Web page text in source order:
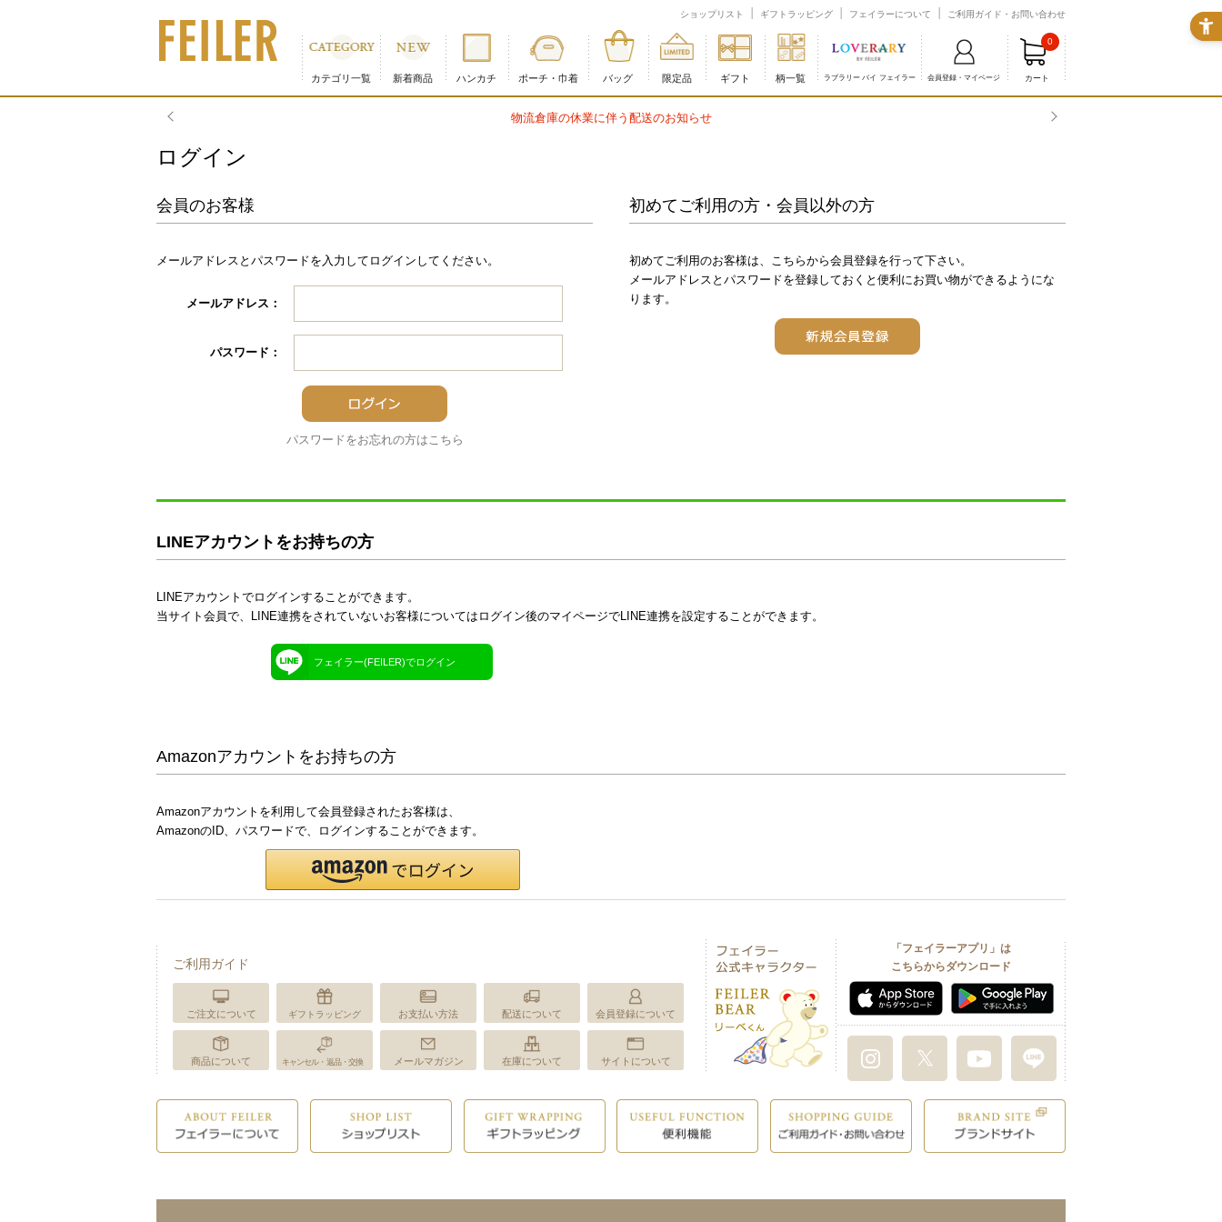
ショップリスト ギフトラッピング フェイラーについて ご利用ガイド・お問い合わせ
カテゴリ一覧 新着商品 ハンカチ ポーチ・巾着 バッグ 限定品 ギフト 柄一覧 ラブラリー バイ フェイラー 会員登録・マイページ カート
0
物流倉庫の休業に伴う配送のお知らせ
ログイン
会員のお客様
メールアドレスとパスワードを入力してログインしてください。
メールアドレス：
パスワード：
パスワードをお忘れの方はこちら
初めてご利用の方・会員以外の方
初めてご利用のお客様は、こちらから会員登録を行って下さい。
メールアドレスとパスワードを登録しておくと便利にお買い物ができるようにな
ります。
LINEアカウントをお持ちの方
LINEアカウントでログインすることができます。
当サイト会員で、LINE連携をされていないお客様についてはログイン後のマイページでLINE連携を設定することができます。
フェイラー(FEILER)でログイン
Amazonアカウントをお持ちの方
Amazonアカウントを利用して会員登録されたお客様は、
AmazonのID、パスワードで、ログインすることができます。
ご利用ガイド
ご注文について ギフトラッピング お支払い方法 配送について 会員登録について
商品について キャンセル・返品・交換 メールマガジン 在庫について サイトについて
「フェイラーアプリ」は
こちらからダウンロード